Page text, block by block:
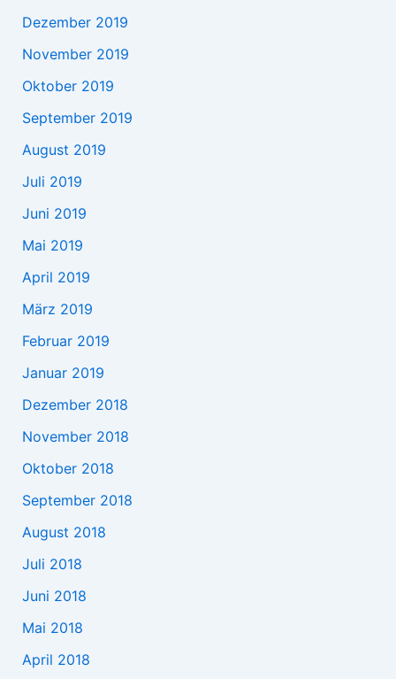
Dezember 2019
November 2019
Oktober 2019
September 2019
August 2019
Juli 2019
Juni 2019
Mai 2019
April 2019
März 2019
Februar 2019
Januar 2019
Dezember 2018
November 2018
Oktober 2018
September 2018
August 2018
Juli 2018
Juni 2018
Mai 2018
April 2018